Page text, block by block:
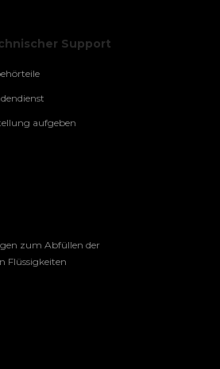
Support
aufgeben
zum Abfüllen der
Flüssigkeiten